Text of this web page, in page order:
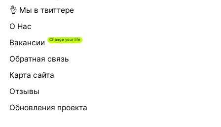
👌 Мы в твиттере
О Нас
Вакансии
Обратная связь
Карта сайта
Отзывы
Обновления проекта